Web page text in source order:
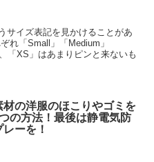
サイズ表記を見かけることがあ
れ「Small」「Medium」
「XS」はあまりピンと来ないも
材の洋服のほこりやゴミを
の方法！最後は静電気防
レーを！